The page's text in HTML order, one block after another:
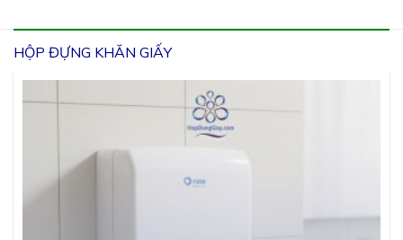
HỘP ĐỰNG KHĂN GIẤY